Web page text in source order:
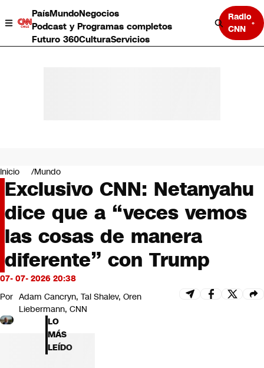
PaísMundoNegocios
Podcast y Programas completos
Futuro 360CulturaServicios
Radio
CNN
Negocios
Deportes
Programas completos
Cultura
Servicios
Bits
CNN tiempo
Futuro 360
Inicio Mundo
Exclusivo CNN: Netanyahu
dice que a “veces vemos
las cosas de manera
diferente” con Trump
07- 07- 2026 20:38
Por Adam Cancryn, Tal Shalev, Oren
Liebermann, CNN
LO
MÁS
LEÍDO